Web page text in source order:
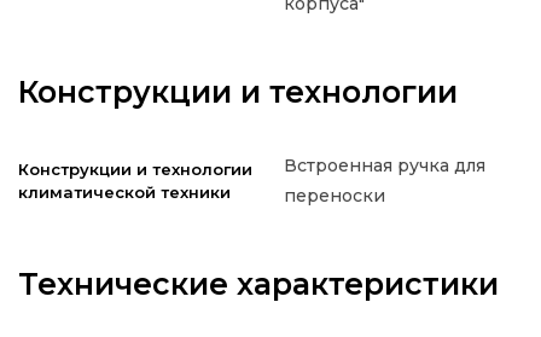
Конструкции и технологии
Конструкции и технологии
климатической техники
Встроенная ручка для
переноски
Технические характеристики